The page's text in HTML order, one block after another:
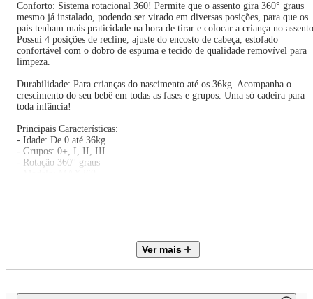
Conforto: Sistema rotacional 360! Permite que o assento gira 360° graus
mesmo já instalado, podendo ser virado em diversas posições, para que os
pais tenham mais praticidade na hora de tirar e colocar a criança no
Possui 4 posições de recline, ajuste do encosto de cabeça, estofado
confortável com o dobro de espuma e tecido de qualidade removível para
limpeza.
Durabilidade: Para crianças do nascimento até os 36kg. Acompanha o
crescimento do seu bebê em todas as fases e grupos. Uma só cadeira para
toda infância!
Principais Características:
- Idade: De 0 até 36kg
- Grupos: 0+, I, II, III
- Rotação 360° graus
- Almofadas Redutoras de Corpo e Cabeça
- Estofado Removível para Limpeza
Ver mais